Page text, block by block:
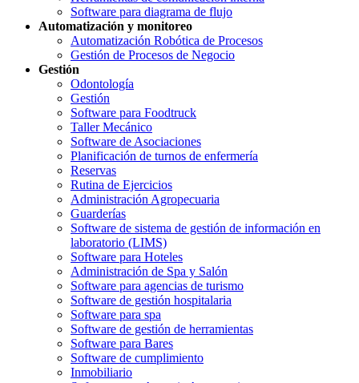
Software para diagrama de flujo
Automatización y monitoreo
Automatización Robótica de Procesos
Gestión de Procesos de Negocio
Gestión
Odontología
Gestión
Software para Foodtruck
Taller Mecánico
Software de Asociaciones
Planificación de turnos de enfermería
Reservas
Rutina de Ejercicios
Administración Agropecuaria
Guarderías
Software de sistema de gestión de información en
laboratorio (LIMS)
Software para Hoteles
Administración de Spa y Salón
Software para agencias de turismo
Software de gestión hospitalaria
Software para spa
Software de gestión de herramientas
Software para Bares
Software de cumplimiento
Inmobiliario